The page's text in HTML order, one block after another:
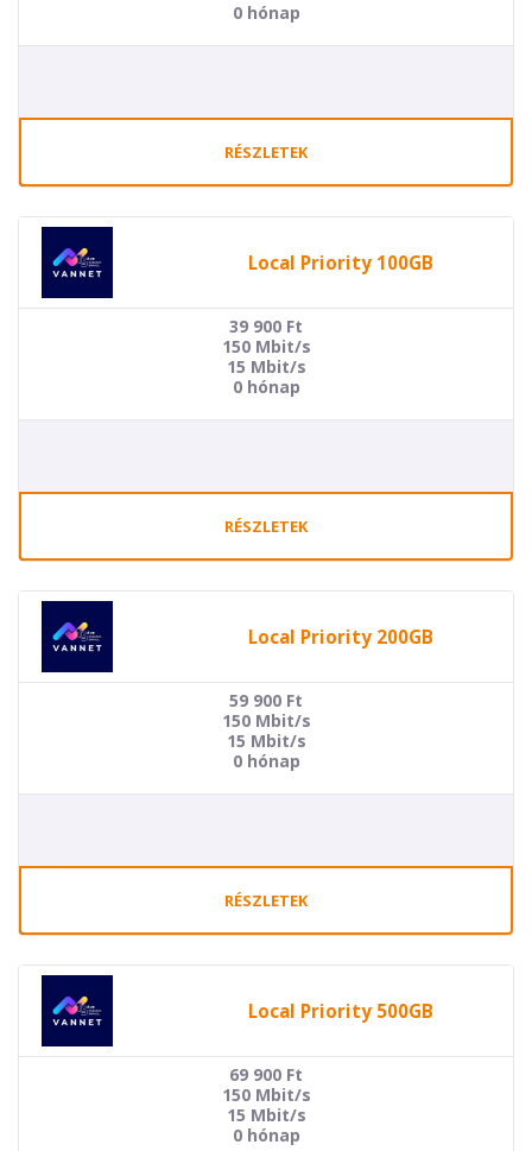
0 hónap
RÉSZLETEK
Local Priority 100GB
39 900 Ft
150 Mbit/s
15 Mbit/s
0 hónap
RÉSZLETEK
Local Priority 200GB
59 900 Ft
150 Mbit/s
15 Mbit/s
0 hónap
RÉSZLETEK
Local Priority 500GB
69 900 Ft
150 Mbit/s
15 Mbit/s
0 hónap